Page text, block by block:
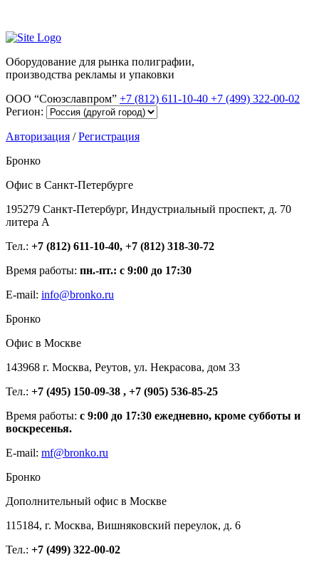
Оборудование для рынка полиграфии,
производства рекламы и упаковки
ООО “Союзславпром” +7 (812) 611-10-40 +7 (499) 322-00-02
Регион:
Авторизация /Регистрация
Бронко
Офис в Санкт-Петербурге
195279 Санкт-Петербург, Индустриальный проспект, д. 70
литера А
Тел.: +7 (812) 611-10-40, +7 (812) 318-30-72
Время работы: пн.-пт.: с 9:00 до 17:30
E-mail: info@bronko.ru
Бронко
Офис в Москве
143968 г. Москва, Реутов, ул. Некрасова, дом 33
Тел.: +7 (495) 150-09-38 , +7 (905) 536-85-25
Время работы: с 9:00 до 17:30 ежедневно, кроме субботы и
воскресенья.
E-mail: mf@bronko.ru
Бронко
Дополнительный офис в Москве
115184, г. Москва, Вишняковский переулок, д. 6
Тел.: +7 (499) 322-00-02